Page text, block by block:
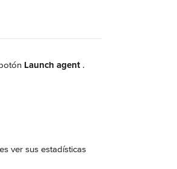
Launch agent .
ver sus estadísticas